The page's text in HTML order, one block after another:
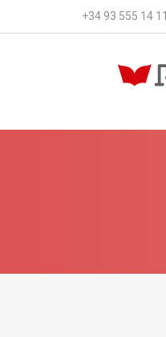
+34 93 555 14 11